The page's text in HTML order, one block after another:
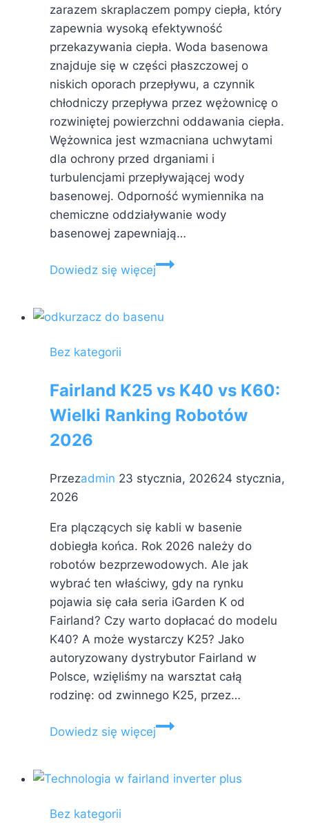
zarazem skraplaczem pompy ciepła, który
zapewnia wysoką efektywność
przekazywania ciepła. Woda basenowa
znajduje się w części płaszczowej o
niskich oporach przepływu, a czynnik
chłodniczy przepływa przez wężownicę o
rozwiniętej powierzchni oddawania ciepła.
Wężownica jest wzmacniana uchwytami
dla ochrony przed drganiami i
turbulencjami przepływającej wody
basenowej. Odporność wymiennika na
chemiczne oddziaływanie wody
basenowej zapewniają…
Dowiedz się więcejBudowa
–
ze
stali
Bez kategorii
Fairland K25 vs K40 vs K60:
Wielki Ranking Robotów
2026
Przezadmin 23 stycznia, 202624 stycznia,
2026
Era plączących się kabli w basenie
dobiegła końca. Rok 2026 należy do
robotów bezprzewodowych. Ale jak
wybrać ten właściwy, gdy na rynku
pojawia się cała seria iGarden K od
Fairland? Czy warto dopłacać do modelu
K40? A może wystarczy K25? Jako
autoryzowany dystrybutor Fairland w
Polsce, wzięliśmy na warsztat całą
rodzinę: od zwinnego K25, przez…
Dowiedz się więcejFairland
K40
Bez kategorii